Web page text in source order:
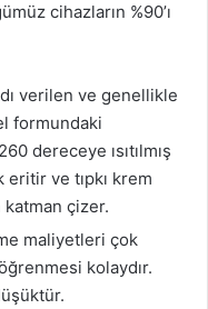
cihazların %90’ı
verilen ve genellikle
formundaki
dereceye ısıtılmış
ve tıpkı krem
katman çizer.
maliyetleri çok
kolaydır.